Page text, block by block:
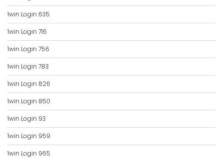
1win Login 635
1win Login 716
1win Login 756
1win Login 783
1win Login 826
1win Login 850
1win Login 93
1win Login 959
1win Login 965